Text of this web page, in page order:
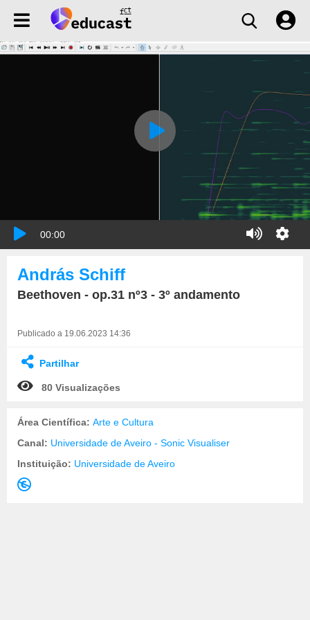
00:00
András Schiff
Beethoven - op.31 nº3 - 3º andamento
Publicado a 19.06.2023 14:36
Partilhar
80 Visualizações
Área Científica: Arte e Cultura
Canal: Universidade de Aveiro - Sonic Visualiser
Instituição: Universidade de Aveiro